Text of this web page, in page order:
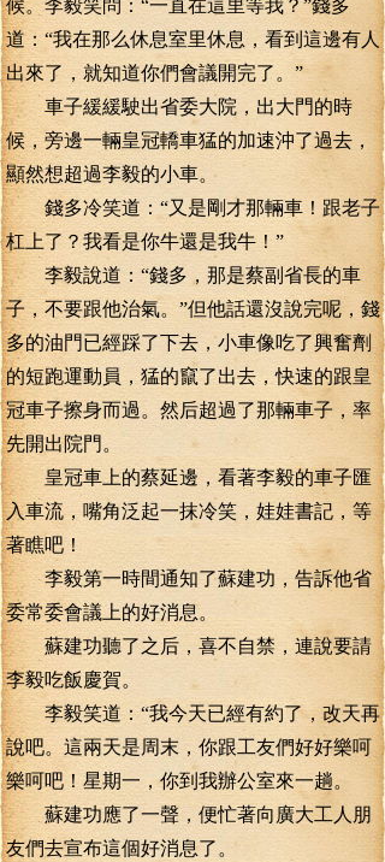
候。李毅笑問：“一直在這里等我？”錢多
道：“我在那么休息室里休息，看到這邊有人
出來了，就知道你們會議開完了。”
車子緩緩駛出省委大院，出大門的時
候，旁邊一輛皇冠轎車猛的加速沖了過去，
顯然想超過李毅的小車。
錢多冷笑道：“又是剛才那輛車！跟老子
杠上了？我看是你牛還是我牛！”
李毅說道：“錢多，那是蔡副省長的車
子，不要跟他治氣。”但他話還沒說完呢，錢
多的油門已經踩了下去，小車像吃了興奮劑
的短跑運動員，猛的竄了出去，快速的跟皇
冠車子擦身而過。然后超過了那輛車子，率
先開出院門。
皇冠車上的蔡延邊，看著李毅的車子匯
入車流，嘴角泛起一抹冷笑，娃娃書記，等
著瞧吧！
李毅第一時間通知了蘇建功，告訴他省
委常委會議上的好消息。
蘇建功聽了之后，喜不自禁，連說要請
李毅吃飯慶賀。
李毅笑道：“我今天已經有約了，改天再
說吧。這兩天是周末，你跟工友們好好樂呵
樂呵吧！星期一，你到我辦公室來一趟。
蘇建功應了一聲，便忙著向廣大工人朋
友們去宣布這個好消息了。